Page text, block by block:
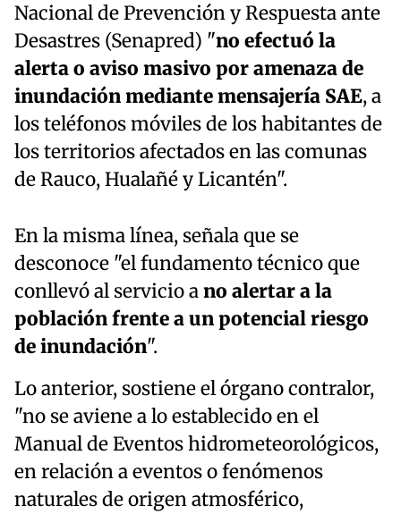
Nacional de Prevención y Respuesta ante
Desastres (Senapred) "no efectuó la
alerta o aviso masivo por amenaza de
inundación mediante mensajería SAE, a
los teléfonos móviles de los habitantes de
los territorios afectados en las comunas
de Rauco, Hualañé y Licantén".
En la misma línea, señala que se
desconoce "el fundamento técnico que
conllevó al servicio ano alertar a la
población frente a un potencial riesgo
de inundación".
Lo anterior, sostiene el órgano contralor,
"no se aviene a lo establecido en el
Manual de Eventos hidrometeorológicos,
en relación a eventos o fenómenos
naturales de origen atmosférico,